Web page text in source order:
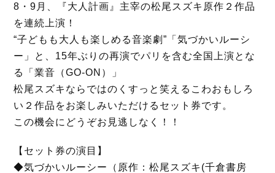
o
k
r
8・9月、『大人計画』主宰の松尾スズキ原作２作品
を連続上演！
“子どもも大人も楽しめる音楽劇”「気づかいルーシ
ー」と、15年ぶりの再演でパリを含む全国上演とな
る「業音（GO-ON）」
松尾スズキならではのくすっと笑えるこわおもしろ
い２作品をお楽しみいただけるセット券です。
この機会にどうぞお見逃しなく！！
【セット券の演目】
◆気づかいルーシー（原作：松尾スズキ(千倉書房